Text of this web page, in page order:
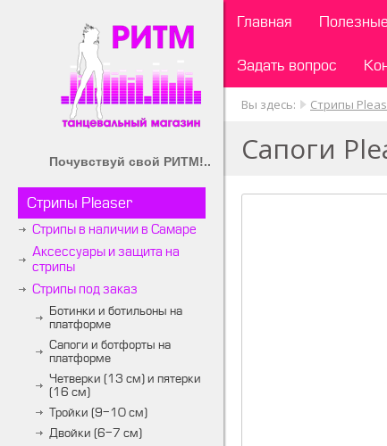
Почувствуй свой РИТМ!..
Стрипы Pleaser
Стрипы в наличии в Самаре
Аксессуары и защита на
стрипы
Стрипы под заказ
Ботинки и ботильоны на
платформе
Сапоги и ботфорты на
платформе
Четверки (13 см) и пятерки
(16 см)
Тройки (9-10 см)
Двойки (6-7 см)
Главная
Задать вопрос
Вы здесь: Стрипы
Сапоги